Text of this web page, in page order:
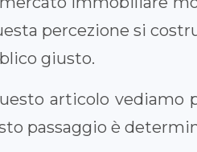
percezione si
giusto.
articolo vediamo
passaggio è